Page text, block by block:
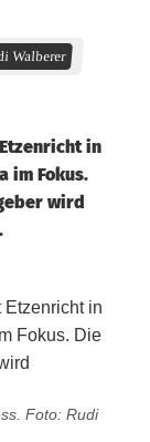
Walberer
in
im Fokus.
wird
Foto: Rudi